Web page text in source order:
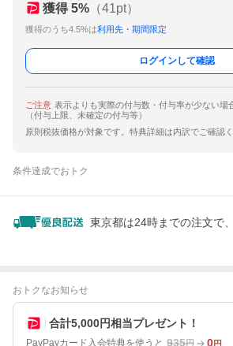
獲得 5% （41pt）
獲得のうち4.5%は利用先・期間限定
ログインして確認
ご注意 表示よりも実際の付与数・付与率が少ない場
（付与上限、未確定の付与等）
原則税抜価格が対象です。特典詳細は内訳でご確認く
条件達成でおトク
東京都は24時までの注文で
おトクなお知らせ
合計5,000円相当プレゼント！
PayPayカード入会特典を使うと 935円 0円